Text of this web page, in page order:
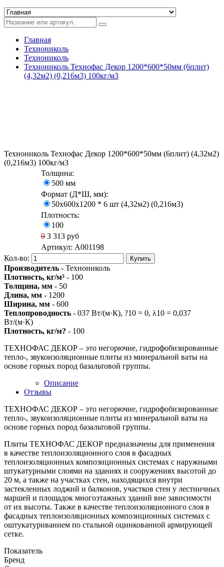
Главная
Технониколь
Технониколь
Технониколь Технофас Декор 1200*600*50мм (6плит)
(4,32м2) (0,216м3) 100кг/м3
Технониколь Технофас Декор 1200*600*50мм (6плит) (4,32м2)
(0,216м3) 100кг/м3
Толщина:
500 мм
Формат (Д*Ш, мм):
50х600х1200 * 6 шт (4,32м2) (0,216м3)
Плотность:
100
0 3 313 руб
Артикул: A001198
Кол-во:
Купить
Производитель - Технониколь
Плотность, кг/м³ - 100
Толщина, мм - 50
Длина, мм - 1200
Ширина, мм - 600
Теплопроводность - 037 Вт/(м·К), ?10 = 0, λ10 = 0,037
Вт/(м·К)
Плотность, кг/м? - 100
ТЕХНОФАС ДЕКОР – это негорючие, гидрофобизированные
тепло-, звукоизоляционные плиты из минеральной ваты на
основе горных пород базальтовой группы.
Описание
Отзывы
ТЕХНОФАС ДЕКОР – это негорючие, гидрофобизированные
тепло-, звукоизоляционные плиты из минеральной ваты на
основе горных пород базальтовой группы.
Плиты ТЕХНОФАС ДЕКОР предназначены для применения
в качестве теплоизоляционного слоя в фасадных
теплоизоляционных композиционных системах с наружными
штукатурными слоями на зданиях и сооружениях высотой до
20 м, а также на участках стен, находящихся внутри
застекленных лоджий и балконов, участков стен у лестничных
маршей и площадок многоэтажных зданий вне зависимости
от их высоты. Также в качестве теплоизоляционного слоя в
фасадных теплоизоляционных композиционных системах с
оштукатуриванием по стальной оцинкованной армирующей
сетке.
Показатель
Бренд